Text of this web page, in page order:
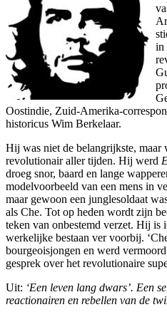
in
Oostindie, Zuid-Amerika-
historicus Wim Berkelaar.
Hij was niet de belangrijkste, maar
revolutionair aller tijden. Hij werd
droeg snor, baard en lange
modelvoorbeeld van een mens in
maar gewoon een junglesoldaat
als Che. Tot op heden wordt zijn
teken van onbestemd verzet. Hij is
werkelijke bestaan ver voorbij.
bourgeoisjongen en werd
gesprek over het revolutionaire
Uit: ‘Een leven lang dwars’. Een
reactionairen en rebellen van de